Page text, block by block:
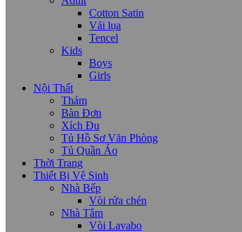
Cotton Satin
Vải lụa
Tencel
Kids
Boys
Girls
Nội Thất
Thảm
Bàn Đơn
Xích Đu
Tủ Hồ Sơ Văn Phòng
Tủ Quần Áo
Thời Trang
Thiết Bị Vệ Sinh
Nhà Bếp
Vòi rửa chén
Nhà Tắm
Vòi Lavabo